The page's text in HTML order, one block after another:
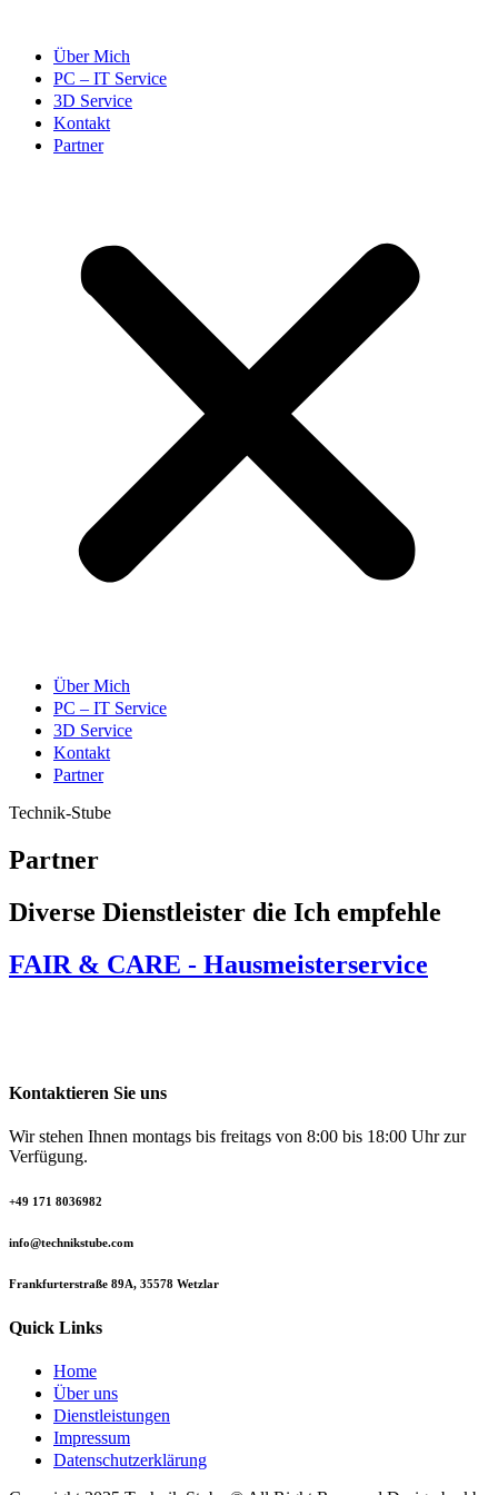
Über Mich
PC – IT Service
3D Service
Kontakt
Partner
Über Mich
PC – IT Service
3D Service
Kontakt
Partner
Technik-Stube
Partner
Diverse Dienstleister die Ich empfehle
FAIR & CARE - Hausmeisterservice
Kontaktieren Sie uns
Wir stehen Ihnen montags bis freitags von 8:00 bis 18:00 Uhr zur
Verfügung.
+49 171 8036982
info@technikstube.com
Frankfurterstraße 89A, 35578 Wetzlar
Quick Links
Home
Über uns
Dienstleistungen
Impressum
Datenschutzerklärung